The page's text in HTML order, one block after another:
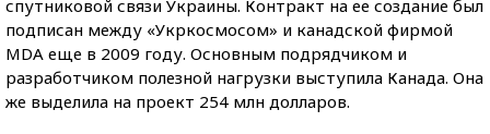
спутниковой связи Украины. Контракт на ее создание был
подписан между «Укркосмосом» и канадской фирмой
MDA еще в 2009 году. Основным подрядчиком и
разработчиком полезной нагрузки выступила Канада. Она
же выделила на проект 254 млн долларов.